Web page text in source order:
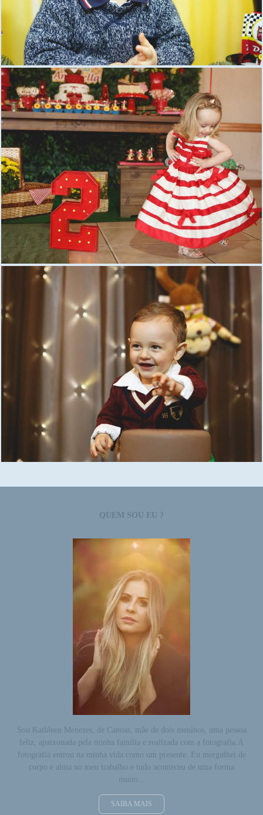
1874 0
1609
QUEM SOU EU ?
Sou Kathleen Menezes, de Canoas, mãe de dois meninos, uma pessoa
feliz, apaixonada pela minha família e realizada com a fotografia.A
fotografia entrou na minha vida como um presente. Eu mergulhei de
corpo e alma no meu trabalho e tudo aconteceu de uma forma
muito...
SAIBA MAIS